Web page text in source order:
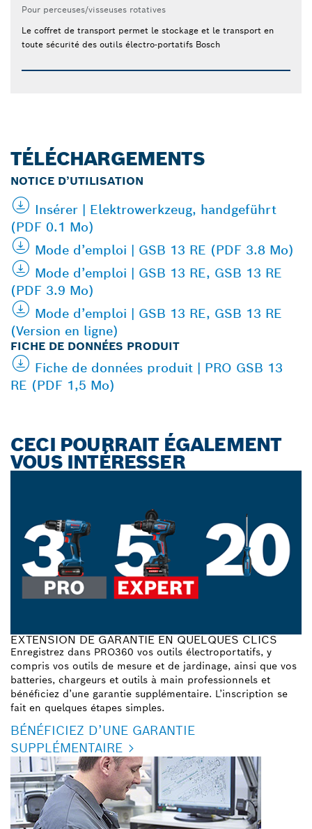
Pour perceuses/visseuses rotatives
Le coffret de transport permet le stockage et le transport en
toute sécurité des outils électro-portatifs Bosch
TÉLÉCHARGEMENTS
NOTICE D’UTILISATION
Insérer | Elektrowerkzeug, handgeführt
(PDF 0.1 Mo)
Mode d’emploi | GSB 13 RE (PDF 3.8 Mo)
Mode d’emploi | GSB 13 RE, GSB 13 RE
(PDF 3.9 Mo)
Mode d’emploi | GSB 13 RE, GSB 13 RE
(Version en ligne)
FICHE DE DONNÉES PRODUIT
Fiche de données produit | PRO GSB 13
RE (PDF 1,5 Mo)
CECI POURRAIT ÉGALEMENT
VOUS INTÉRESSER
EXTENSION DE GARANTIE EN QUELQUES CLICS
Enregistrez dans PRO360 vos outils électroportatifs, y
compris vos outils de mesure et de jardinage, ainsi que vos
batteries, chargeurs et outils à main professionnels et
bénéficiez d’une garantie supplémentaire. L’inscription se
fait en quelques étapes simples.
BÉNÉFICIEZ D’UNE GARANTIE
SUPPLÉMENTAIRE